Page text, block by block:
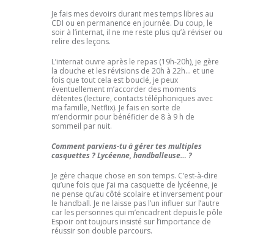
Je fais mes devoirs durant mes temps libres au
CDI ou en permanence en journée. Du coup, le
soir à l’internat, il ne me reste plus qu’à réviser ou
relire des leçons.
L’internat ouvre après le repas (19h-20h), je gère
la douche et les révisions de 20h à 22h… et une
fois que tout cela est bouclé, je peux
éventuellement m’accorder des moments
détentes (lecture, contacts téléphoniques avec
ma famille, Netflix). Je fais en sorte de
m’endormir pour bénéficier de 8 à 9 h de
sommeil par nuit.
Comment parviens-tu à gérer tes multiples
casquettes ? Lycéenne, handballeuse… ?
Je gère chaque chose en son temps. C’est-à-dire
qu’une fois que j’ai ma casquette de lycéenne, je
ne pense qu’au côté scolaire et inversement pour
le handball. Je ne laisse pas l’un influer sur l’autre
car les personnes qui m’encadrent depuis le pôle
Espoir ont toujours insisté sur l’importance de
réussir son double parcours.